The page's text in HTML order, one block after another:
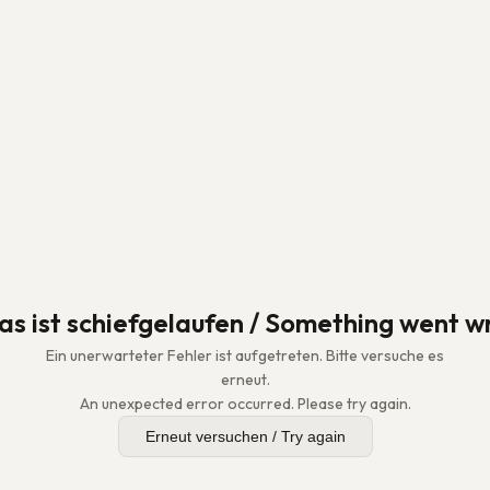
ist schiefgelaufen / Something went
Ein unerwarteter Fehler ist aufgetreten. Bitte versuche es
erneut.
An unexpected error occurred. Please try again.
Erneut versuchen / Try again